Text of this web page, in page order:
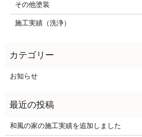
その他塗装
施工実績（洗浄）
お知らせ
和風の家の施工実績を追加しました